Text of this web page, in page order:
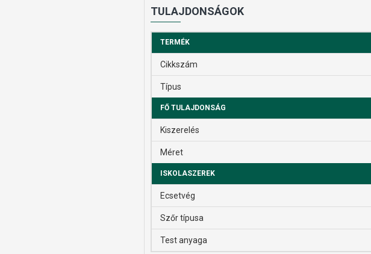
TULAJDONSÁGOK
TERMÉK
Cikkszám
Típus
FŐ TULAJDONSÁG
Kiszerelés
Méret
ISKOLASZEREK
Ecsetvég
Szőr típusa
Test anyaga